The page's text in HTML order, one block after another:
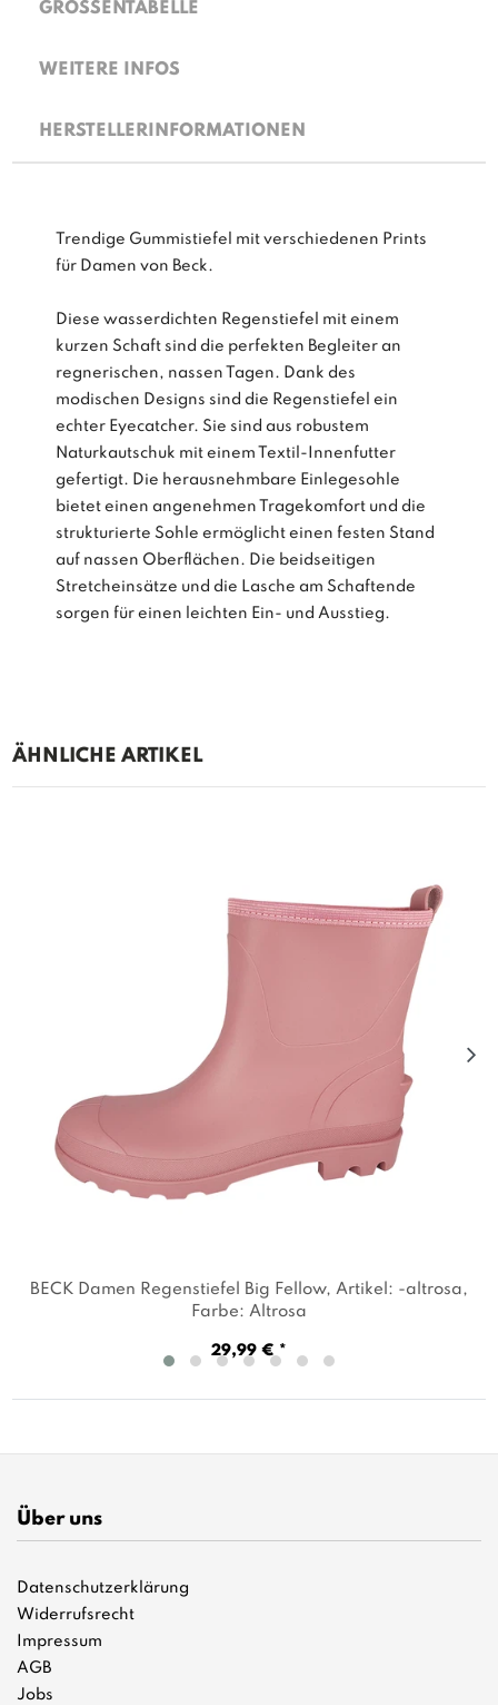
GRÖSSENTABELLE
WEITERE INFOS
HERSTELLERINFORMATIONEN
Trendige Gummistiefel mit verschiedenen Prints
für Damen von Beck.
Diese wasserdichten Regenstiefel mit einem
kurzen Schaft sind die perfekten Begleiter an
regnerischen, nassen Tagen. Dank des
modischen Designs sind die Regenstiefel ein
echter Eyecatcher. Sie sind aus robustem
Naturkautschuk mit einem Textil-Innenfutter
gefertigt. Die herausnehmbare Einlegesohle
bietet einen angenehmen Tragekomfort und die
strukturierte Sohle ermöglicht einen festen Stand
auf nassen Oberflächen. Die beidseitigen
Stretcheinsätze und die Lasche am Schaftende
sorgen für einen leichten Ein- und Ausstieg.
ÄHNLICHE ARTIKEL
BECK Damen Regenstiefel Big Fellow, Artikel: -altrosa,
Farbe: Altrosa
29,99 € *
Über uns
Datenschutzerklärung
Widerrufsrecht
Impressum
AGB
Jobs